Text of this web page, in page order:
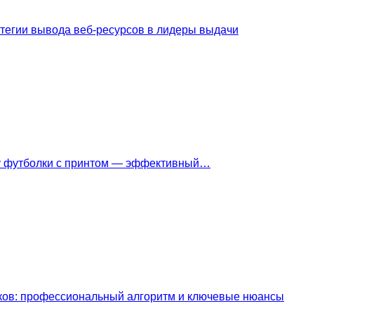
вывода веб-ресурсов в лидеры выдачи
футболки с принтом — эффективный…
профессиональный алгоритм и ключевые нюансы